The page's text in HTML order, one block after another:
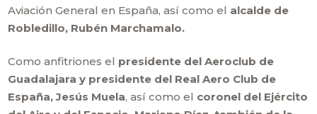
Aviación General en España, así como el alcalde de
Robledillo, Rubén Marchamalo.
Como anfitriones el presidente del Aeroclub de
Guadalajara y presidente del Real Aero Club de
España, Jesús Muela, así como el coronel del Ejército